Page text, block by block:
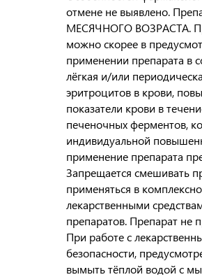
отмене не выявлено.
МЕСЯЧНОГО ВОЗРАСТА.
можно скорее в
применении препарата в
лёгкая и/или
эритроцитов в крови,
показатели крови в
печеночных ферментов,
индивидуальной
применение препарата
Запрещается смешивать
применяться в
лекарственными
препаратов. Препарат
При работе с
безопасности,
вымыть тёплой водой с